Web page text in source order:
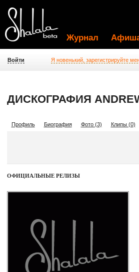
Журнал
Войти Я новенький, зарегистрируйте
ДИСКОГРАФИЯ
Профиль Биография Фото (3) Клипы (0)
ОФИЦИАЛЬНЫЕ РЕЛИЗЫ